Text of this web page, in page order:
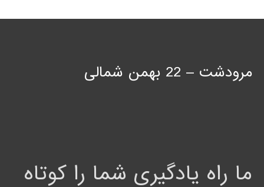
مرودشت – 22 بهمن شمالی
ما راه یادگیری شما را کوتاه